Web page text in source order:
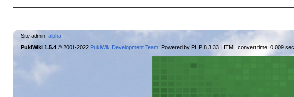
Site admin: alpha
PukiWiki 1.5.4© 2001-2022 PukiWiki Development Team. Powered by PHP 8.3.33. HTML convert time: 0.009 sec.